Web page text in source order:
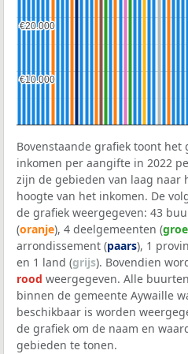
€10.000
€10.000
€20.000
€20.000
Bovenstaande grafiek toont
inkomen per aangifte in 2022
zijn de gebieden van laag naar
hoogte van het inkomen. De
de grafiek weergegeven: 43
(oranje), 4 deelgemeenten (
arrondissement (paars), 1
en 1 land (grijs). Bovendien
rood weergegeven. Alle
binnen de gemeente Aywaille
beschikbaar is worden
de grafiek om de naam en
gebieden te tonen.